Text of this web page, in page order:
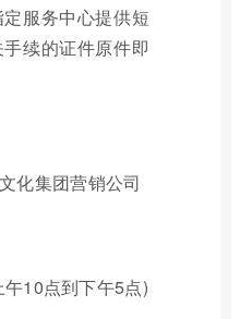
服务中心提供短
续的证件原件即
化集团营销公司
10点到下午5点)